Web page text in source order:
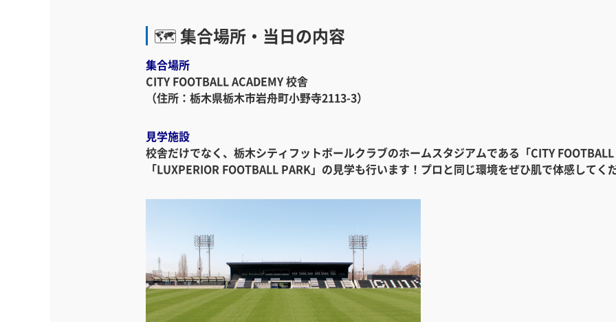
🗺️ 集合場所・当日の内容
集合場所
CITY FOOTBALL ACADEMY 校舎
（住所：栃木県栃木市岩舟町小野寺2113-3）
見学施設
校舎だけでなく、栃木シティフットボールクラブのホームスタジアムである「CITY
「LUXPERIOR FOOTBALL PARK」の見学も行います！プロと同じ環境をぜひ肌で体感してく